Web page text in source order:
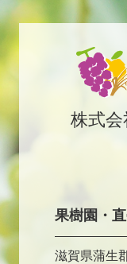
株式
果樹園・
滋賀県蒲生